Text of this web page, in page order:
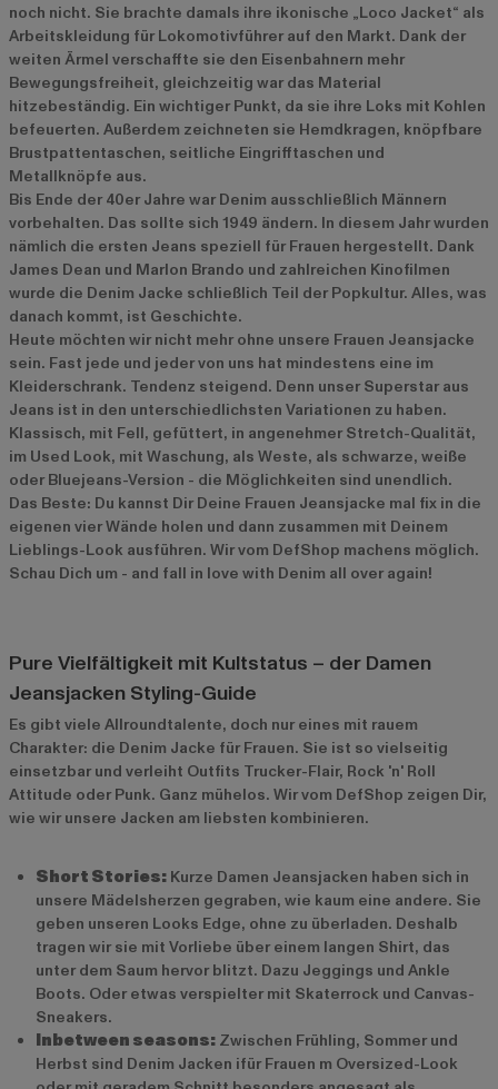
noch nicht. Sie brachte damals ihre ikonische „Loco Jacket“ als
Arbeitskleidung für Lokomotivführer auf den Markt. Dank der
weiten Ärmel verschaffte sie den Eisenbahnern mehr
Bewegungsfreiheit, gleichzeitig war das Material
hitzebeständig. Ein wichtiger Punkt, da sie ihre Loks mit Kohlen
befeuerten. Außerdem zeichneten sie Hemdkragen, knöpfbare
Brustpattentaschen, seitliche Eingrifftaschen und
Metallknöpfe aus.
Bis Ende der 40er Jahre war Denim ausschließlich Männern
vorbehalten. Das sollte sich 1949 ändern. In diesem Jahr wurden
nämlich die ersten Jeans speziell für Frauen hergestellt. Dank
James Dean und Marlon Brando und zahlreichen Kinofilmen
wurde die Denim Jacke schließlich Teil der Popkultur. Alles, was
danach kommt, ist Geschichte.
Heute möchten wir nicht mehr ohne unsere Frauen Jeansjacke
sein. Fast jede und jeder von uns hat mindestens eine im
Kleiderschrank. Tendenz steigend. Denn unser Superstar aus
Jeans ist in den unterschiedlichsten Variationen zu haben.
Klassisch, mit Fell, gefüttert, in angenehmer Stretch-Qualität,
im Used Look, mit Waschung, als Weste, als schwarze, weiße
oder Bluejeans-Version - die Möglichkeiten sind unendlich.
Das Beste: Du kannst Dir Deine Frauen Jeansjacke mal fix in die
eigenen vier Wände holen und dann zusammen mit Deinem
Lieblings-Look ausführen. Wir vom DefShop machens möglich.
Schau Dich um - and fall in love with Denim all over again!
Pure Vielfältigkeit mit Kultstatus – der Damen
Jeansjacken Styling-Guide
Es gibt viele Allroundtalente, doch nur eines mit rauem
Charakter: die Denim Jacke für Frauen. Sie ist so vielseitig
einsetzbar und verleiht Outfits Trucker-Flair, Rock 'n' Roll
Attitude oder Punk. Ganz mühelos. Wir vom DefShop zeigen Dir,
wie wir unsere Jacken am liebsten kombinieren.
Short Stories: Kurze Damen Jeansjacken haben sich in
unsere Mädelsherzen gegraben, wie kaum eine andere. Sie
geben unseren Looks Edge, ohne zu überladen. Deshalb
tragen wir sie mit Vorliebe über einem langen Shirt, das
unter dem Saum hervor blitzt. Dazu Jeggings und Ankle
Boots. Oder etwas verspielter mit Skaterrock und Canvas-
Sneakers.
Inbetween seasons: Zwischen Frühling, Sommer und
Herbst sind Denim Jacken ifür Frauen m Oversized-Look